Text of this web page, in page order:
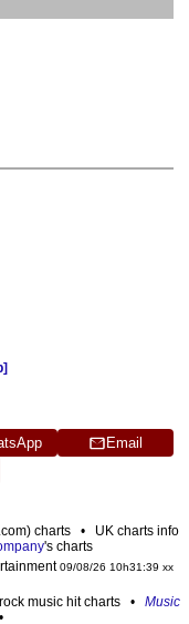
Email
charts • UK charts info
's charts
09/08/26 10h31:39 xx
music hit charts • Music